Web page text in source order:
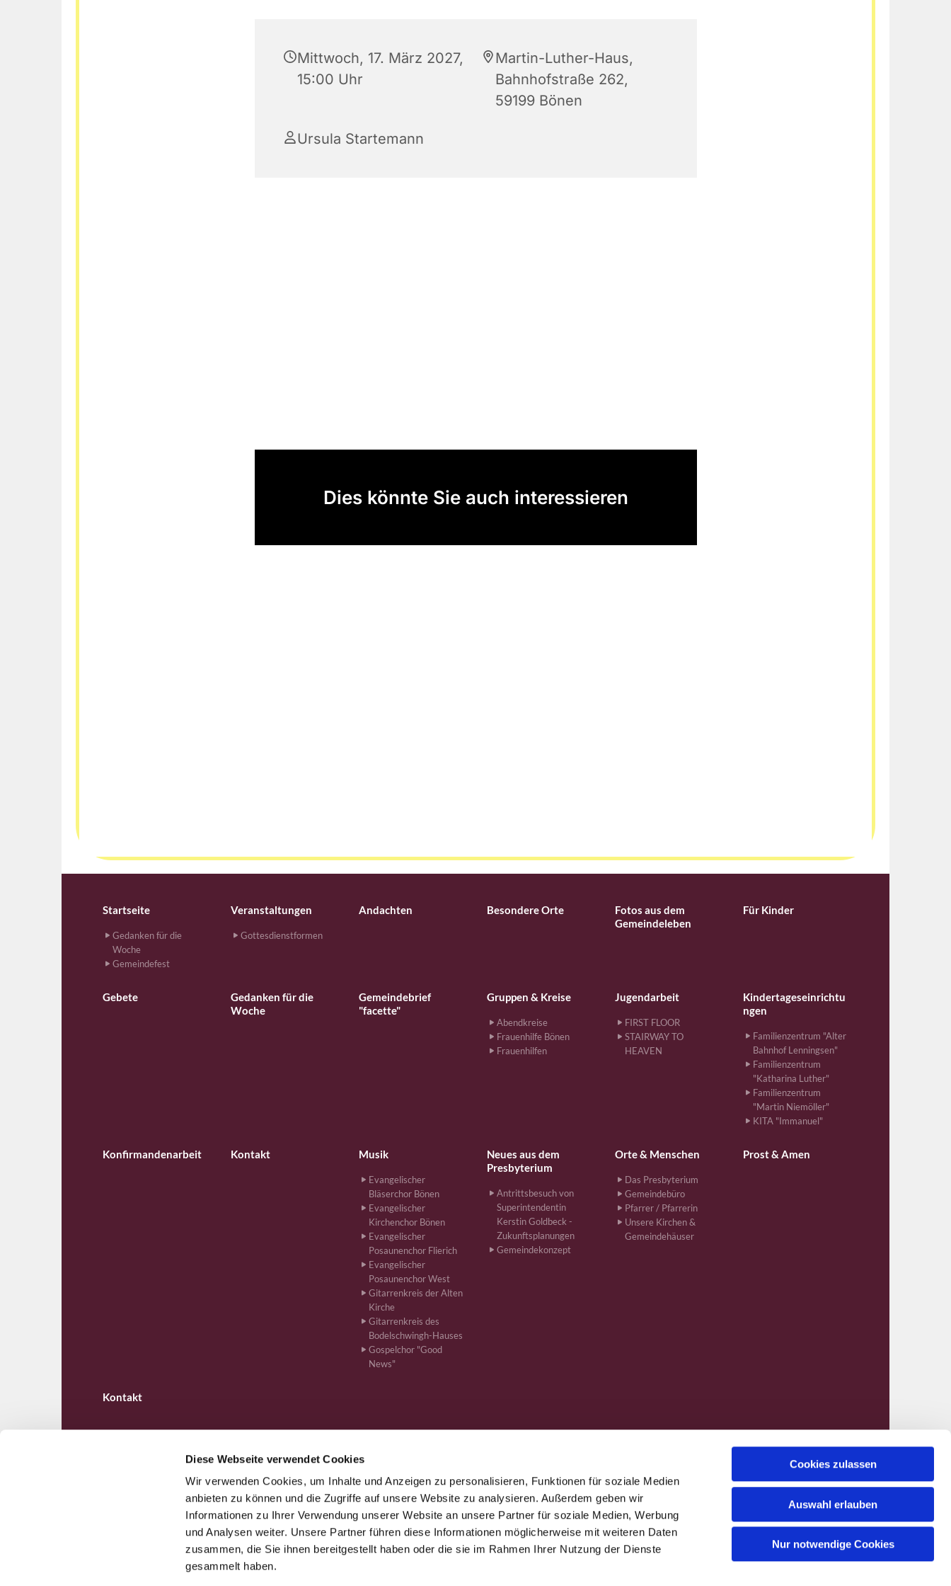
Diese Webseite verwendet Cookies
Wir verwenden Cookies, um Inhalte und Anzeigen zu personalisieren, Funktionen für soziale Medien
anbieten zu können und die Zugriffe auf unsere Website zu analysieren. Außerdem geben wir
Informationen zu Ihrer Verwendung unserer Website an unsere Partner für soziale Medien, Werbung
und Analysen weiter. Unsere Partner führen diese Informationen möglicherweise mit weiteren Daten
zusammen, die Sie ihnen bereitgestellt haben oder die sie im Rahmen Ihrer Nutzung der Dienste
gesammelt haben.
Cookies zulassen
Auswahl erlauben
Nur notwendige Cookies
Mittwoch, 17. März 2027,
15:00 Uhr
Martin-Luther-Haus,
Bahnhofstraße 262,
59199 Bönen
Ursula Startemann
Dies könnte Sie auch interessieren
Startseite
Gedanken für die
Woche
Gemeindefest
Veranstaltungen
Gottesdienstformen
Andachten Besondere Orte
Fotos aus dem
Gemeindeleben
Für Kinder
Gebete
Gedanken für die
Woche
Gemeindebrief
"facette"
Gruppen & Kreise
Abendkreise
Frauenhilfe Bönen
Frauenhilfen
Jugendarbeit
FIRST FLOOR
STAIRWAY TO
HEAVEN
Kindertageseinrichtu
ngen
Familienzentrum "Alter
Bahnhof Lenningsen"
Familienzentrum
"Katharina Luther"
Familienzentrum
"Martin Niemöller"
KITA "Immanuel"
Konfirmandenarbeit Kontakt Musik
Evangelischer
Bläserchor Bönen
Evangelischer
Kirchenchor Bönen
Evangelischer
Posaunenchor Flierich
Evangelischer
Posaunenchor West
Gitarrenkreis der Alten
Kirche
Gitarrenkreis des
Bodelschwingh-Hauses
Gospelchor "Good
News"
Neues aus dem
Presbyterium
Antrittsbesuch von
Superintendentin
Kerstin Goldbeck -
Zukunftsplanungen
Gemeindekonzept
Orte & Menschen
Das Presbyterium
Gemeindebüro
Pfarrer / Pfarrerin
Unsere Kirchen &
Gemeindehäuser
Prost & Amen
Kontakt
Ev. Kirchengemeinde Bönen · Bahnhofstr. 262, 59199 Bönen +4923831610ham-kg-boenen@kirchenkreis-hamm.de
Kontaktinformationen Impressum